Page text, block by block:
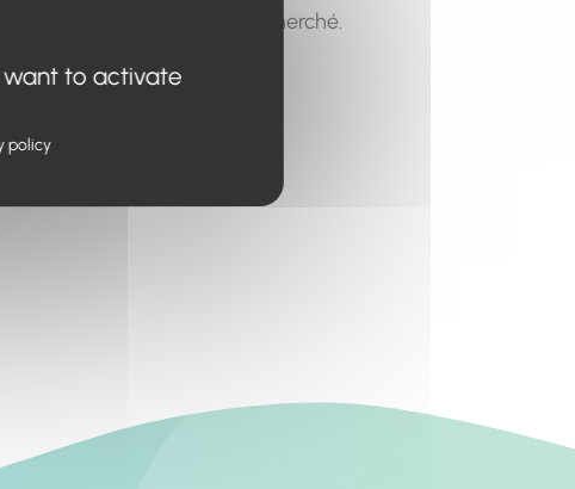
pour trouver le contenu recherché.
want to activate
policy